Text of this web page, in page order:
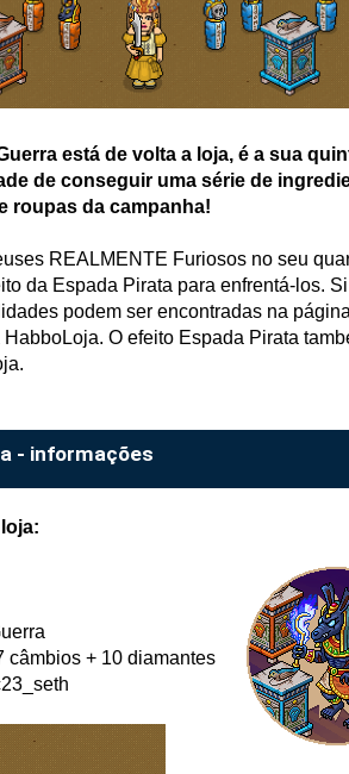
está de volta a loja, é a sua
de conseguir uma série de
roupas da campanha!
REALMENTE Furiosos no seu
da Espada Pirata para enfrentá-los.
podem ser encontradas na
O efeito Espada Pirata
- informações
câmbios + 10 diamantes